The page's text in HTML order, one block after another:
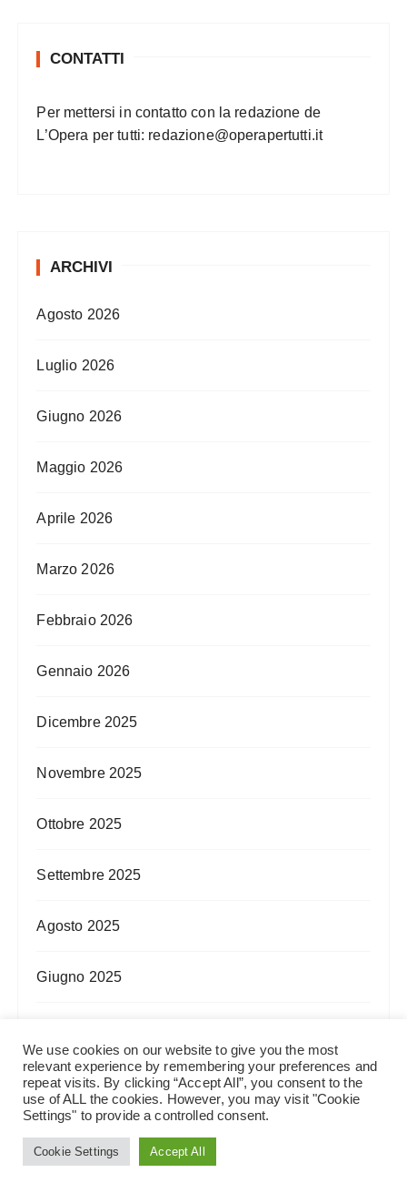
CONTATTI
Per mettersi in contatto con la redazione de
L’Opera per tutti: redazione@operapertutti.it
ARCHIVI
Agosto 2026
Luglio 2026
Giugno 2026
Maggio 2026
Aprile 2026
Marzo 2026
Febbraio 2026
Gennaio 2026
Dicembre 2025
Novembre 2025
Ottobre 2025
Settembre 2025
Agosto 2025
Giugno 2025
Aprile 2025
We use cookies on our website to give you the most
relevant experience by remembering your preferences and
repeat visits. By clicking “Accept All”, you consent to the
use of ALL the cookies. However, you may visit "Cookie
Settings" to provide a controlled consent.
Cookie Settings Accept All